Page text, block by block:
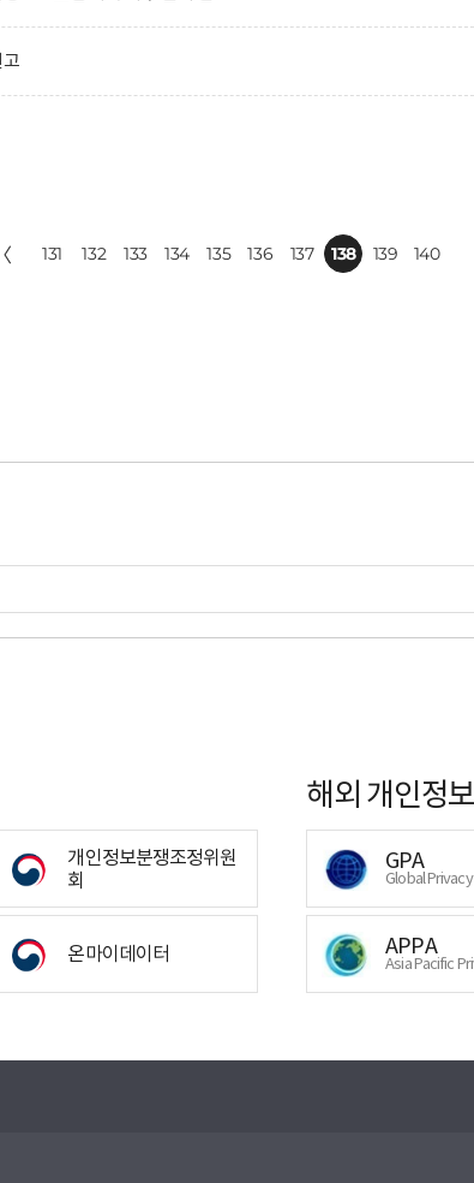
〈 131 132 133 134 135 136 137 138 139 140
개인정보분쟁조정위원
회
온마이데이터
해외 개인정
GPA
Global
APPA
Asia Pacific